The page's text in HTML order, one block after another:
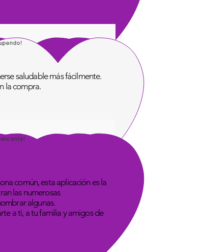
saludable más fácilmente.
la compra.
común, esta aplicación es la
las numerosas
algunas.
a ti, a tu familia y amigos de